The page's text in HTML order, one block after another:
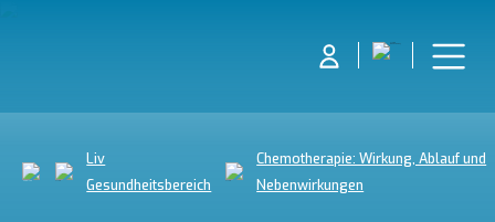
Liv
Gesundheitsbereich
Chemotherapie: Wirkung, Ablauf und
Nebenwirkungen